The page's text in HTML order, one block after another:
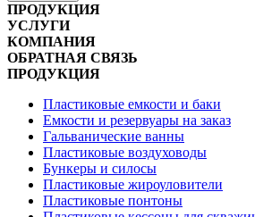
ПРОДУКЦИЯ
УСЛУГИ
КОМПАНИЯ
ОБРАТНАЯ СВЯЗЬ
ПРОДУКЦИЯ
Пластиковые емкости и баки
Емкости и резервуары на заказ
Гальванические ванны
Пластиковые воздуховоды
Бункеры и силосы
Пластиковые жироуловители
Пластиковые понтоны